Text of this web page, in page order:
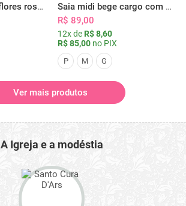
Saia midi branca flores rosas com bolsos
Saia midi bege cargo com bolsos
R$ 89,00
12x de R$ 8,60
R$ 85,00 no PIX
P M G
Ver mais produtos
A Igreja e a modéstia